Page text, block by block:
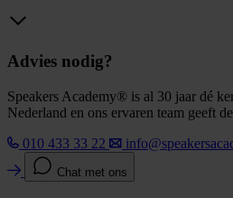
Advies nodig?
Speakers Academy® is al 30 jaar dé
Nederland en ons ervaren team geeft
010 433 33 22
Chat met ons